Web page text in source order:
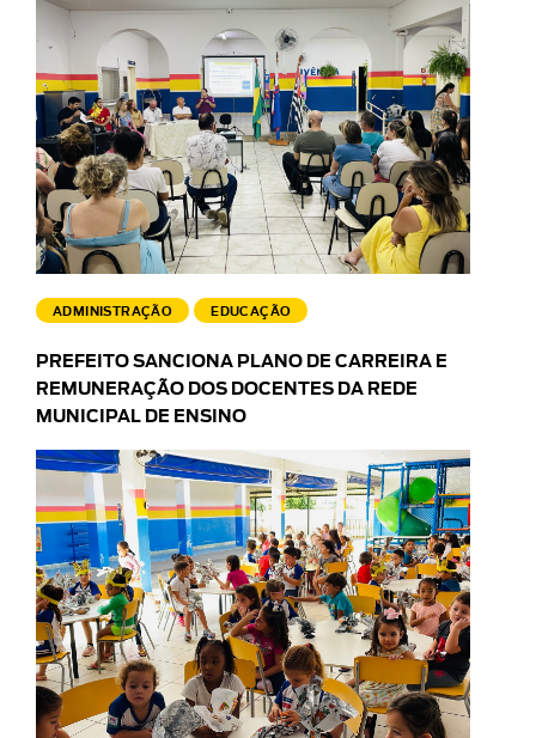
ADMINISTRAÇÃO EDUCAÇÃO
PREFEITO SANCIONA PLANO DE CARREIRA E
REMUNERAÇÃO DOS DOCENTES DA REDE
MUNICIPAL DE ENSINO